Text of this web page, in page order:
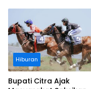
Hiburan
Bupati Citra Ajak